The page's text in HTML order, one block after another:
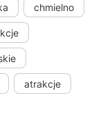
chmielno
atrakcje